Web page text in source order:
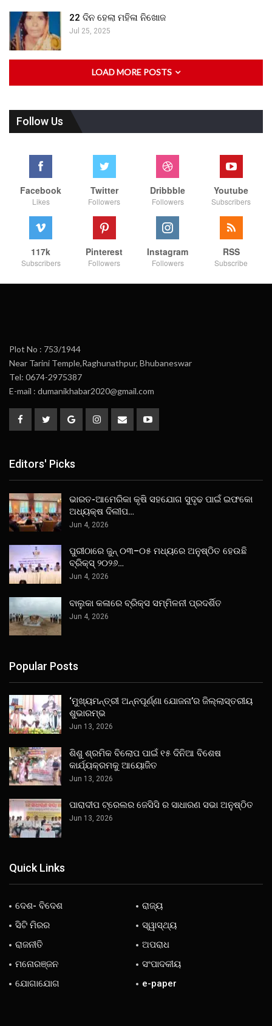
22 ଦିନ ହେଲା ମହିଳା ନିଖୋଜ
Jul 25, 2025
LOAD MORE POSTS
Follow Us
Facebook
Likes
Twitter
Followers
Dribbble
Followers
Youtube
Subscribers
117k
Subscribers
Pinterest
Followers
Instagram
Followers
RSS
Subscribe
Plot No : 753/1944
Near Tarini Temple,Raghunathpur, Bhubaneswar
Tel: 0674-2975387
E-mail : dumanikhabar2020@gmail.com
Editors' Picks
ଭାରତ-ଆମେରିକା କୃଷି ସହଯୋଗ ସୁଦୃଢ ପାଇଁ ଇଫକୋ
ଅଧ୍ୟକ୍ଷ ଦିଲୀପ…
Jun 4, 2026
ପୁରୀଠାରେ ଜୁନ୍ ୦୩–୦୫ ମଧ୍ୟରେ ଅନୁଷ୍ଠିତ ହେଉଛି
ବ୍ରିକ୍ସ୍ ୨୦୨୬…
Jun 4, 2026
ବାଲୁକା କଳାରେ ବ୍ରିକ୍ସ ସମ୍ମିଳନୀ ପ୍ରଦର୍ଶିତ
Jun 4, 2026
Popular Posts
‘ମୁଖ୍ୟମନ୍ତ୍ରୀ ଅନ୍ନପୂର୍ଣ୍ଣା ଯୋଜନା’ର ଜିଲ୍ଲାସ୍ତରୀୟ
ଶୁଭାରମ୍ଭ
Jun 13, 2026
ଶିଶୁ ଶ୍ରମିକ ବିଲୋପ ପାଇଁ ୧୫ ଦିନିଆ ବିଶେଷ
କାର୍ଯ୍ୟକ୍ରମକୁ ଆୟୋଜିତ
Jun 13, 2026
ପାରାଦୀପ ଟ୍ରେଲର ଜେସିସି ର ସାଧାରଣ ସଭା ଅନୁଷ୍ଠିତ
Jun 13, 2026
Quick Links
ଦେଶ- ବିଦେଶ
ରାଜ୍ୟ
ସିଟି ମିରର
ସ୍ୱାସ୍ଥ୍ୟ
ରାଜନୀତି
ଅପରାଧ
ମନୋରଞ୍ଜନ
ସଂପାଦକୀୟ
ଯୋଗାଯୋଗ
e-paper